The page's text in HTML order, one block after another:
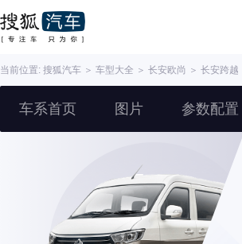
当前位置: 搜狐汽车 ＞ 车型大全 ＞ 长安欧尚 ＞ 长安跨越
车系首页 图片 参数配置